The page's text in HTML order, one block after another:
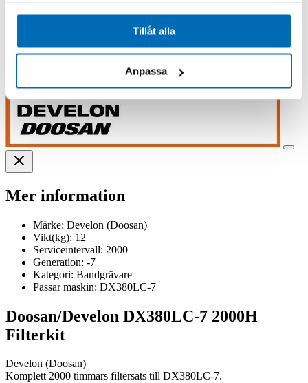
Tillåt alla
Anpassa
Mer information
Märke: Develon (Doosan)
Vikt(kg): 12
Serviceintervall: 2000
Generation: -7
Kategori: Bandgrävare
Passar maskin: DX380LC-7
Doosan/Develon DX380LC-7 2000H
Filterkit
Develon (Doosan)
Komplett 2000 timmars filtersats till DX380LC-7.